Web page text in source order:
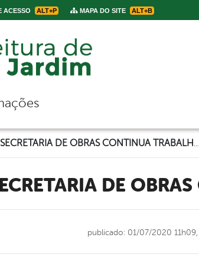
ACESSO ALT+P MAPA DO SITE ALT+B
SECRETARIA DE
publicado: 01/07/2020 11h09,